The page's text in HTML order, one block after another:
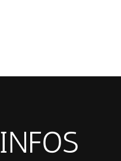
INFOS